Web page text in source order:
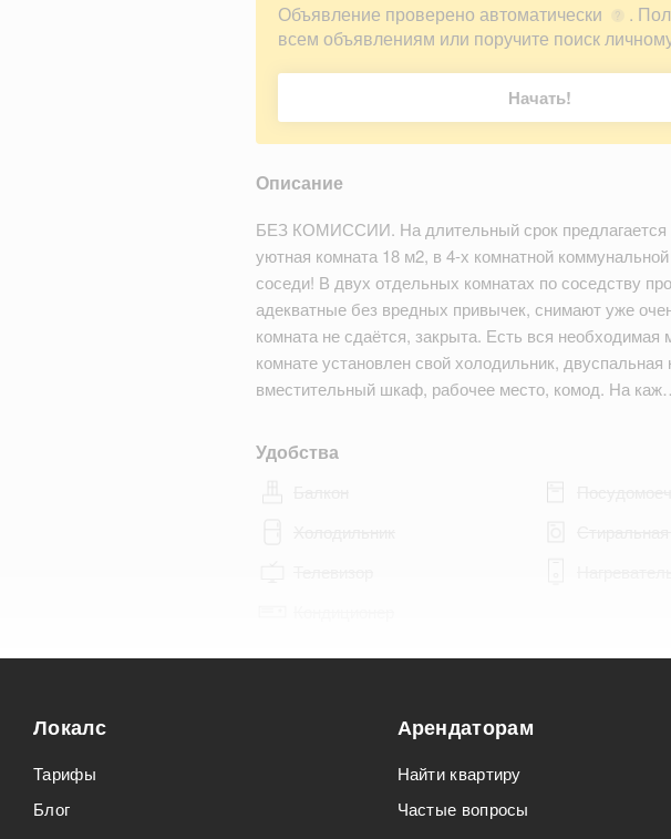
Объявление проверено автоматически ?
.
всем объявлениям или поручите поиск
Начать!
Описание
БЕЗ КОМИССИИ. На длительный срок предлагается
уютная комната 18 м2, в 4-х комнатной
соседи! В двух отдельных комнатах по соседству
адекватные без вредных привычек, снимают уже
комната не сдаётся, закрыта. Есть вся необходимая
комнате установлен свой холодильник, двуспальная
вместительный шкаф, рабочее место, комод. На
Удобства
Подходит
Локалс
Тарифы
Блог
Арендаторам
Найти квартиру
Частые вопросы